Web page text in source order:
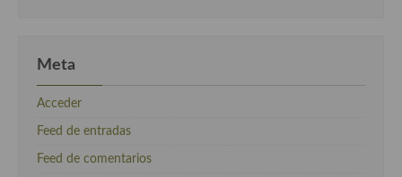
Meta
Acceder
Feed de entradas
Feed de comentarios